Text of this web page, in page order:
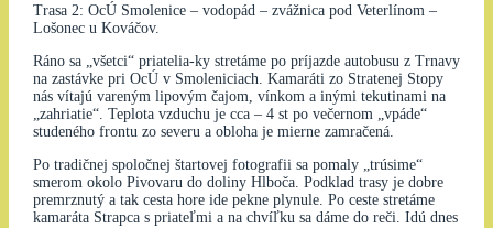
Trasa 2: OcÚ Smolenice – vodopád – zvážnica pod Veterlínom –
Lošonec u Kováčov.
Ráno sa „všetci“ priatelia-ky stretáme po príjazde autobusu z Trnavy
na zastávke pri OcÚ v Smoleniciach. Kamaráti zo Stratenej Stopy
nás vítajú vareným lipovým čajom, vínkom a inými tekutinami na
„zahriatie“. Teplota vzduchu je cca – 4 st po večernom „vpáde“
studeného frontu zo severu a obloha je mierne zamračená.
Po tradičnej spoločnej štartovej fotografii sa pomaly „trúsime“
smerom okolo Pivovaru do doliny Hlboča. Podklad trasy je dobre
premrznutý a tak cesta hore ide pekne plynule. Po ceste stretáme
kamaráta Strapca s priateľmi a na chvíľku sa dáme do reči. Idú dnes